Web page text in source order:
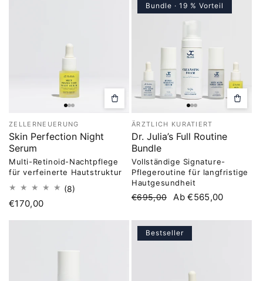
In
den
Warenkorb
legen
ZELLERNEUERUNG
Skin Perfection Night
Serum
Multi-Retinoid-Nachtpflege
für verfeinerte Hautstruktur
(8)8
Normaler
€170,00
Bundle · 19 % Vorteil
ÄRZTLICH KURATIERT
Dr. Julia’s Full Routine
Bundle
Vollständige Signature-
Pflegeroutine für langfristige
Hautgesundheit
Normaler
€695,00 Verkaufspreis
Ab €565,00
Bestseller